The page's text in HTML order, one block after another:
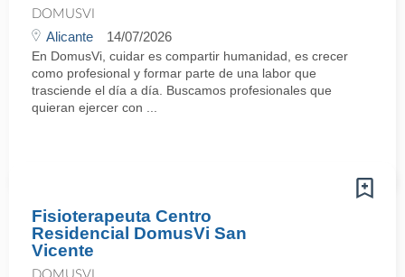
DOMUSVI
Alicante 14/07/2026
En DomusVi, cuidar es compartir humanidad, es crecer
como profesional y formar parte de una labor que
trasciende el día a día. Buscamos profesionales que
quieran ejercer con ...
Fisioterapeuta Centro
Residencial DomusVi San
Vicente